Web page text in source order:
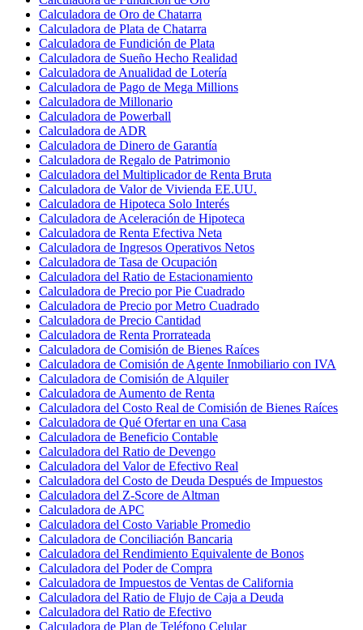
Calculadora de Oro de Chatarra
Calculadora de Plata de Chatarra
Calculadora de Fundición de Plata
Calculadora de Sueño Hecho Realidad
Calculadora de Anualidad de Lotería
Calculadora de Pago de Mega Millions
Calculadora de Millonario
Calculadora de Powerball
Calculadora de ADR
Calculadora de Dinero de Garantía
Calculadora de Regalo de Patrimonio
Calculadora del Multiplicador de Renta Bruta
Calculadora de Valor de Vivienda EE.UU.
Calculadora de Hipoteca Solo Interés
Calculadora de Aceleración de Hipoteca
Calculadora de Renta Efectiva Neta
Calculadora de Ingresos Operativos Netos
Calculadora de Tasa de Ocupación
Calculadora del Ratio de Estacionamiento
Calculadora de Precio por Pie Cuadrado
Calculadora de Precio por Metro Cuadrado
Calculadora de Precio Cantidad
Calculadora de Renta Prorrateada
Calculadora de Comisión de Bienes Raíces
Calculadora de Comisión de Agente Inmobiliario con IVA
Calculadora de Comisión de Alquiler
Calculadora de Aumento de Renta
Calculadora del Costo Real de Comisión de Bienes Raíces
Calculadora de Qué Ofertar en una Casa
Calculadora de Beneficio Contable
Calculadora del Ratio de Devengo
Calculadora del Valor de Efectivo Real
Calculadora del Costo de Deuda Después de Impuestos
Calculadora del Z-Score de Altman
Calculadora de APC
Calculadora del Costo Variable Promedio
Calculadora de Conciliación Bancaria
Calculadora del Rendimiento Equivalente de Bonos
Calculadora del Poder de Compra
Calculadora de Impuestos de Ventas de California
Calculadora del Ratio de Flujo de Caja a Deuda
Calculadora del Ratio de Efectivo
Calculadora de Plan de Teléfono Celular